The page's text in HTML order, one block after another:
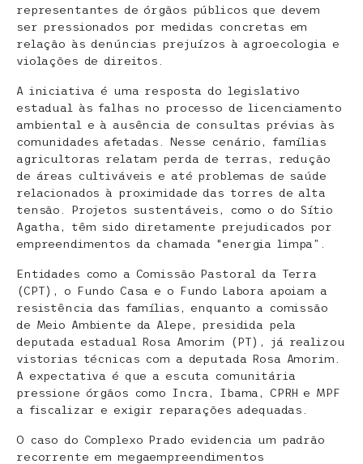
representantes de órgãos públicos que devem
ser pressionados por medidas concretas em
relação às denúncias prejuízos à agroecologia e
violações de direitos.
A iniciativa é uma resposta do legislativo
estadual às falhas no processo de licenciamento
ambiental e à ausência de consultas prévias às
comunidades afetadas. Nesse cenário, famílias
agricultoras relatam perda de terras, redução
de áreas cultiváveis e até problemas de saúde
relacionados à proximidade das torres de alta
tensão. Projetos sustentáveis, como o do Sítio
Agatha, têm sido diretamente prejudicados por
empreendimentos da chamada “energia limpa”.
Entidades como a Comissão Pastoral da Terra
(CPT), o Fundo Casa e o Fundo Labora apoiam a
resistência das famílias, enquanto a comissão
de Meio Ambiente da Alepe, presidida pela
deputada estadual Rosa Amorim (PT), já realizou
vistorias técnicas com a deputada Rosa Amorim.
A expectativa é que a escuta comunitária
pressione órgãos como Incra, Ibama, CPRH e MPF
a fiscalizar e exigir reparações adequadas.
O caso do Complexo Prado evidencia um padrão
recorrente em megaempreendimentos